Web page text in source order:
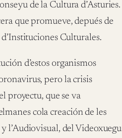
de la Cultura d’Asturies.
que promueve, depués de
d’Instituciones Culturales.
d’estos organismos
pero la crisis
proyectu, que se va
cola creación de les
l’Audiovisual, del Videoxuegu